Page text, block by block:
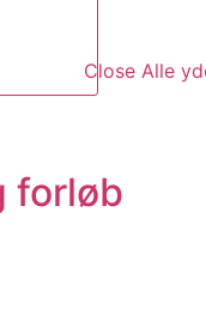
Close Alle
forløb